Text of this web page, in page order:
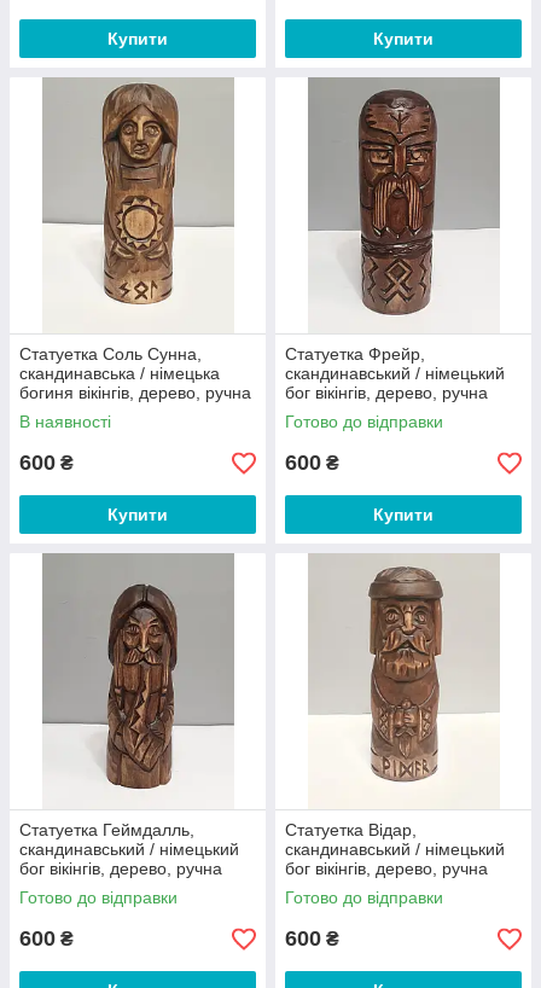
Купити Купити
Статуетка Соль Сунна,
скандинавська / німецька
богиня вікінгів, дерево, ручна
робота
В наявності
600 ₴
Купити
Статуетка Фрейр,
скандинавський / німецький
бог вікінгів, дерево, ручна
робота
Готово до відправки
600 ₴
Купити
Статуетка Геймдалль,
скандинавський / німецький
бог вікінгів, дерево, ручна
робота
Готово до відправки
600 ₴
Статуетка Відар,
скандинавський / німецький
бог вікінгів, дерево, ручна
робота
Готово до відправки
600 ₴